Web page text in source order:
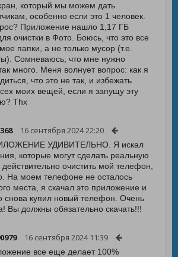
который мы можем дать
особенно если это 1 человек.
Приложение нашло 1,17 ГБ
очистки в Фото. Боюсь, что это все
папки, а не только мусор (т.е.
Сомневаюсь, что мне нужно
много. Меня волнует вопрос: как я
что это не так, и избежать
моих вещей, если я запущу эту
Thx
16 сентября 2024 22:20
УДИВИТЕЛЬНО. Я искал
которые могут сделать реальную
действительно очистить мой телефон,
На моем телефоне не осталось
места, я скачал это приложение и
снова купил новый телефон. Очень
Вы должны обязательно скачать!!!
16 сентября 2024 11:39
все еще делает 100%